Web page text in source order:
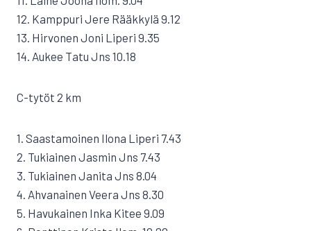
12. Kamppuri Jere Rääkkylä 9.12
13. Hirvonen Joni Liperi 9.35
14. Aukee Tatu Jns 10.18
C-tytöt 2 km
1. Saastamoinen Ilona Liperi 7.43
2. Tukiainen Jasmin Jns 7.43
3. Tukiainen Janita Jns 8.04
4. Ahvanainen Veera Jns 8.30
5. Havukainen Inka Kitee 9.09